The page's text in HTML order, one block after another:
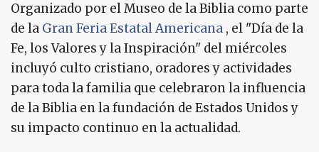
Organizado por el Museo de la Biblia como parte
de la Gran Feria Estatal Americana , el "Día de la
Fe, los Valores y la Inspiración" del miércoles
incluyó culto cristiano, oradores y actividades
para toda la familia que celebraron la influencia
de la Biblia en la fundación de Estados Unidos y
su impacto continuo en la actualidad.